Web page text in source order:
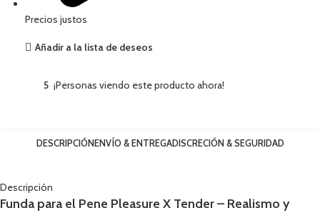
Precios justos
Añadir a la lista de deseos
5 ¡Personas viendo este producto ahora!
DESCRIPCIÓNENVÍO & ENTREGADISCRECIÓN & SEGURIDAD
Descripción
Funda para el Pene Pleasure X Tender – Realismo y